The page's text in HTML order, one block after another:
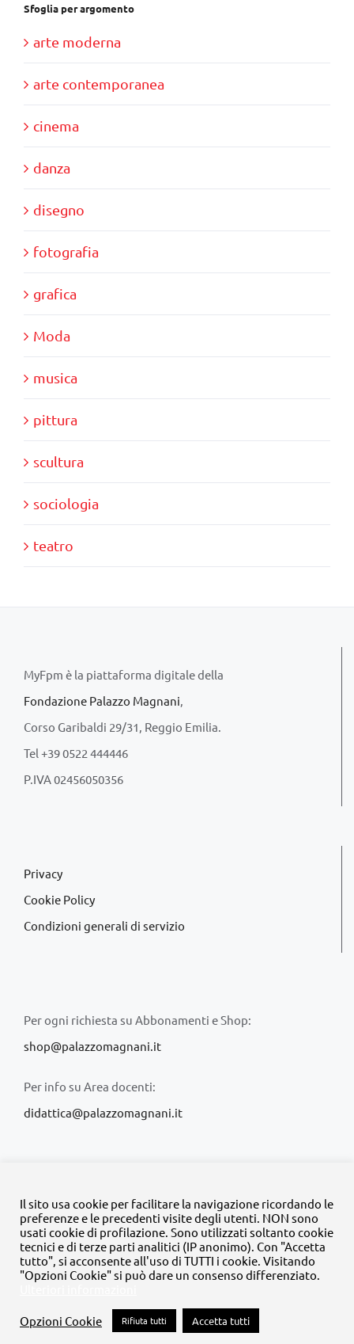
Sfoglia per argomento
arte moderna
arte contemporanea
cinema
danza
disegno
fotografia
grafica
Moda
musica
pittura
scultura
sociologia
teatro
MyFpm è la piattaforma digitale della
Fondazione Palazzo Magnani,
Corso Garibaldi 29/31, Reggio Emilia.
Tel +39 0522 444446
P.IVA 02456050356
Privacy
Cookie Policy
Condizioni generali di servizio
Per ogni richiesta su Abbonamenti e Shop:
shop@palazzomagnani.it
Per info su Area docenti:
didattica@palazzomagnani.it
© Copyright 2020 -2026 | Tutti i diritti riservati | MyFpm è un
progetto dellaFondazione Palazzo Magnani
FacebookInstagram
TwitterLinkedInYouTube
Il sito usa cookie per facilitare la navigazione ricordando le
preferenze e le precedenti visite degli utenti. NON sono
usati cookie di profilazione. Sono utilizzati soltanto cookie
tecnici e di terze parti analitici (IP anonimo). Con "Accetta
tutto", si acconsente all'uso di TUTTI i cookie. Visitando
"Opzioni Cookie" si può dare un consenso differenziato.
Opzioni Cookie Rifiuta tutti Accetta tutti